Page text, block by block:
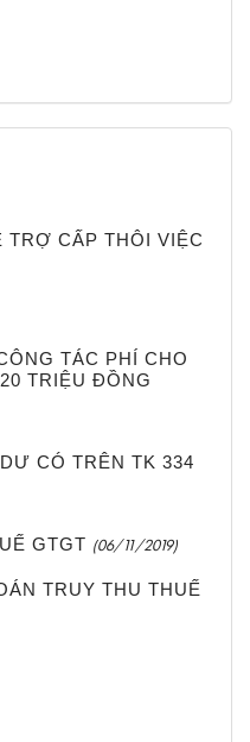
TRỢ CẤP THÔI VIỆC
TÁC PHÍ CHO
TRIỆU ĐỒNG
CÓ TRÊN TK 334
GTGT (06/11/2019)
TRUY THU THUẾ